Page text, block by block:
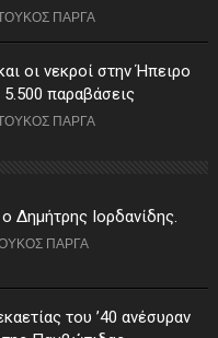
ΠΑΡΓΑ
οι νεκροί στην Ήπειρο
παραβάσεις
ΠΑΡΓΑ
Δημήτρης Ιορδανίδης.
ΠΑΡΓΑ
του ’40 ανέσυραν